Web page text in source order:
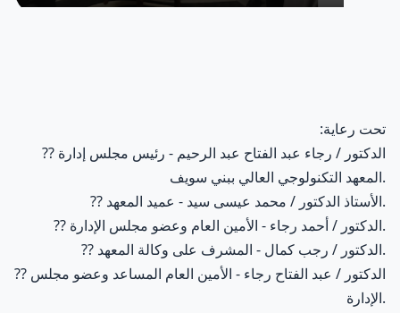
تحت رعاية:
??
المعهد التكنولوجي العالي ببني سويف.
??
الأستاذ الدكتور / محمد عيسى سيد - عميد المعهد.
??
الدكتور / أحمد رجاء - الأمين العام وعضو مجلس الإدارة.
??
الدكتور / رجب كمال - المشرف على وكالة المعهد.
??
الإدارة.